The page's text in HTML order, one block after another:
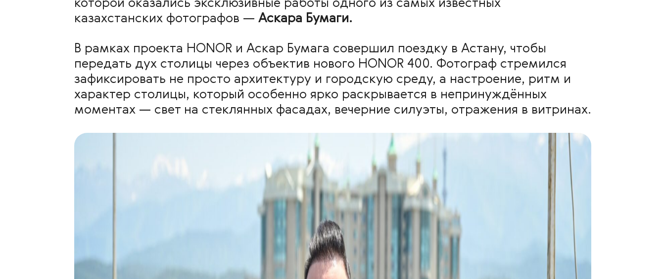
которой оказались эксклюзивные работы одного из самых известных
казахстанских фотографов — Аскара Бумаги.
В рамках проекта HONOR и Аскар Бумага совершил поездку в Астану, чтобы
передать дух столицы через объектив нового HONOR 400. Фотограф стремился
зафиксировать не просто архитектуру и городскую среду, а настроение, ритм и
характер столицы, который особенно ярко раскрывается в непринуждённых
моментах — свет на стеклянных фасадах, вечерние силуэты, отражения в витринах.